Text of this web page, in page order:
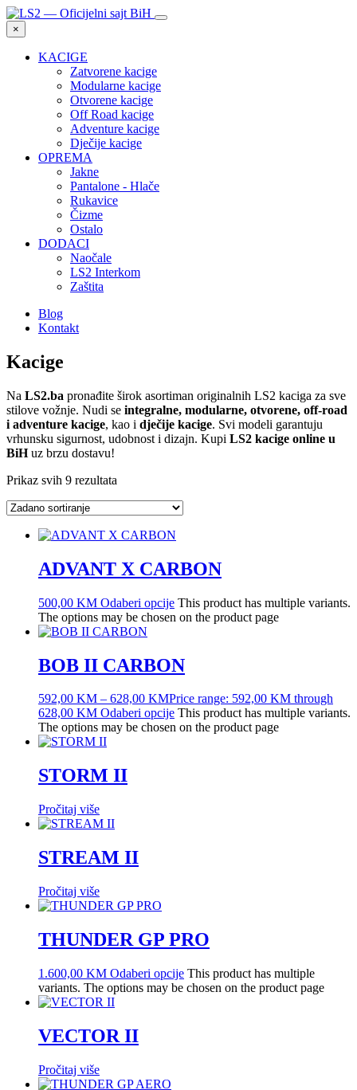
×
KACIGE
Zatvorene kacige
Modularne kacige
Otvorene kacige
Off Road kacige
Adventure kacige
Dječije kacige
OPREMA
Jakne
Pantalone - Hlače
Rukavice
Čizme
Ostalo
DODACI
Naočale
LS2 Interkom
Zaštita
Blog
Kontakt
Kacige
Na LS2.ba pronađite širok asortiman originalnih LS2 kaciga za sve
stilove vožnje. Nudi se integralne, modularne, otvorene, off-road
i adventure kacige, kao i dječije kacige. Svi modeli garantuju
vrhunsku sigurnost, udobnost i dizajn. Kupi LS2 kacige online u
BiHuz brzu dostavu!
Prikaz svih 9 rezultata
ADVANT X CARBON
500,00 KM Odaberi opcije This product has multiple variants.
The options may be chosen on the product page
BOB II CARBON
592,00 KM – 628,00 KMPrice range: 592,00 KM through
628,00 KM Odaberi opcije This product has multiple variants.
The options may be chosen on the product page
STORM II
Pročitaj više
STREAM II
Pročitaj više
THUNDER GP PRO
1.600,00 KM Odaberi opcije This product has multiple
variants. The options may be chosen on the product page
VECTOR II
Pročitaj više